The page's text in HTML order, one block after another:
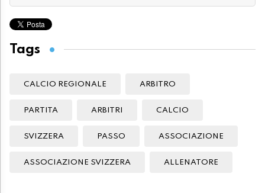
Tags
CALCIO REGIONALE ARBITRO
PARTITA ARBITRI CALCIO
SVIZZERA PASSO ASSOCIAZIONE
ASSOCIAZIONE SVIZZERA ALLENATORE